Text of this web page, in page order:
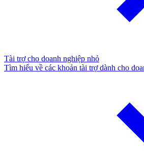
Tài trợ cho doanh nghiệp nhỏ
Tìm hiểu về các khoản tài trợ dành cho